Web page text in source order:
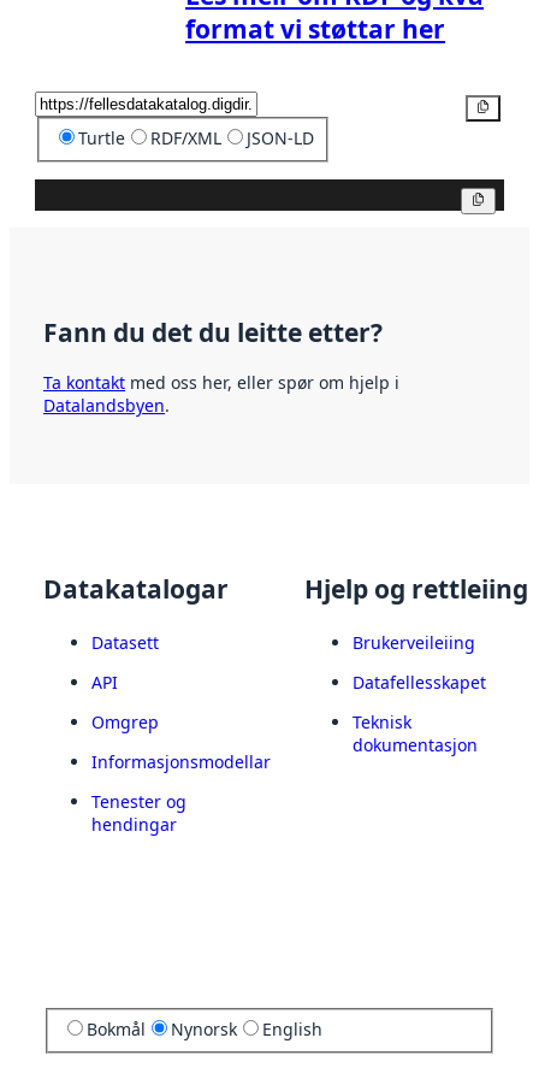
format vi støttar her
Turtle RDF/XML JSON-LD
Fann du det du leitte etter?
Ta kontakt med oss her, eller spør om hjelp i
Datalandsbyen.
Datakatalogar
Datasett
API
Omgrep
Informasjonsmodellar
Tenester og
hendingar
Hjelp og rettleiing
Brukerveileiing
Datafellesskapet
Teknisk
dokumentasjon
Bokmål Nynorsk English